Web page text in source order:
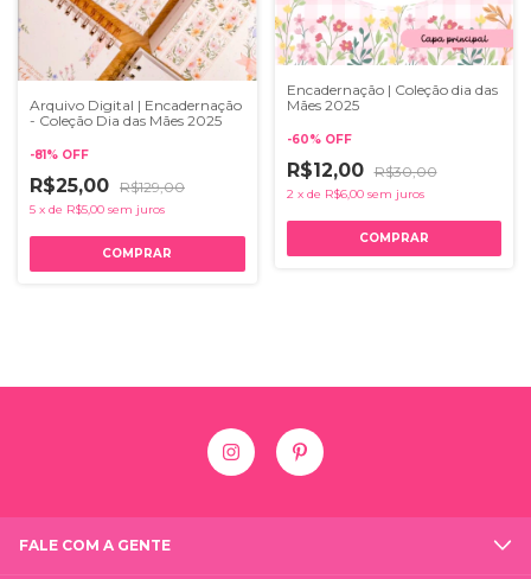
Arquivo Digital | Encadernação
- Coleção Dia das Mães 2025
-81% OFF
R$25,00 R$129,00
5 x de R$5,00 sem juros
Encadernação | Coleção dia das
Mães 2025
-60% OFF
R$12,00 R$30,00
2 x de R$6,00 sem juros
FALE COM A GENTE